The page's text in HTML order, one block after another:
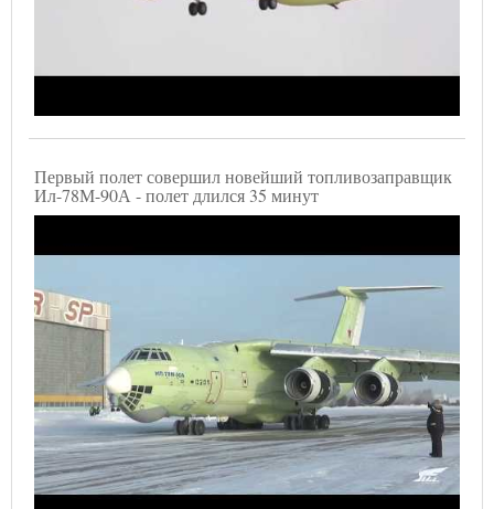
Первый полет совершил новейший топливозаправщик
Ил-78М-90А - полет длился 35 минут